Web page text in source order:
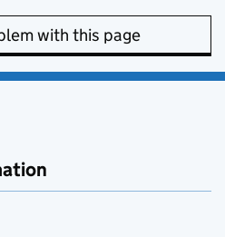
with this page